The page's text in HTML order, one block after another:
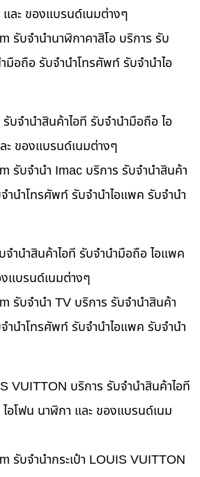
ละ ของแบรนด์เนมต่างๆ
รับจำนำนาฬิกาคาสิโอ บริการ รับ
มือถือ รับจำนำโทรศัพท์ รับจำนำไอ
บจำนำสินค้าไอที รับจำนำมือถือ ไอ
ะ ของแบรนด์เนมต่างๆ
รับจำนำ Imac บริการ รับจำนำสินค้า
ำนำโทรศัพท์ รับจำนำไอแพค รับจำนำ
ำนำสินค้าไอที รับจำนำมือถือ ไอแพค
แบรนด์เนมต่างๆ
รับจำนำ TV บริการ รับจำนำสินค้า
ำนำโทรศัพท์ รับจำนำไอแพค รับจำนำ
VUITTON บริการ รับจำนำสินค้าไอที
อโฟน นาฬิกา และ ของแบรนด์เนม
รับจำนำกระเป๋า LOUIS VUITTON